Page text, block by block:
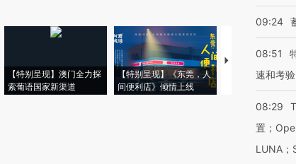
【特别呈现】澳门全力探
索葡语国家新渠道
【特别呈现】《东莞，人
间便利店》倾情上线
【推广】走进第四
会，让数智科技“
09:24
08:51
速和考验
08:29
置；
LUNA；